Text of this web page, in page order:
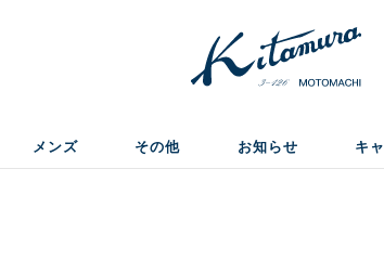
メンズ その他 お知らせ キ